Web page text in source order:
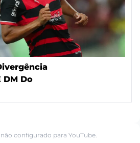
DM Do
configurado para YouTube.